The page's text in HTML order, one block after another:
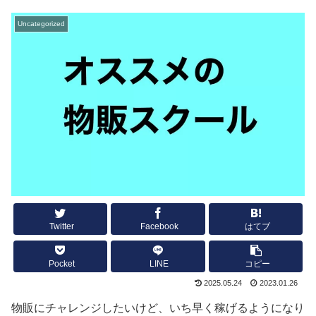
Uncategorized
Twitter Facebook はてブ
Pocket LINE コピー
2025.05.24 2023.01.26
物販にチャレンジしたいけど、いち早く稼げるようになり